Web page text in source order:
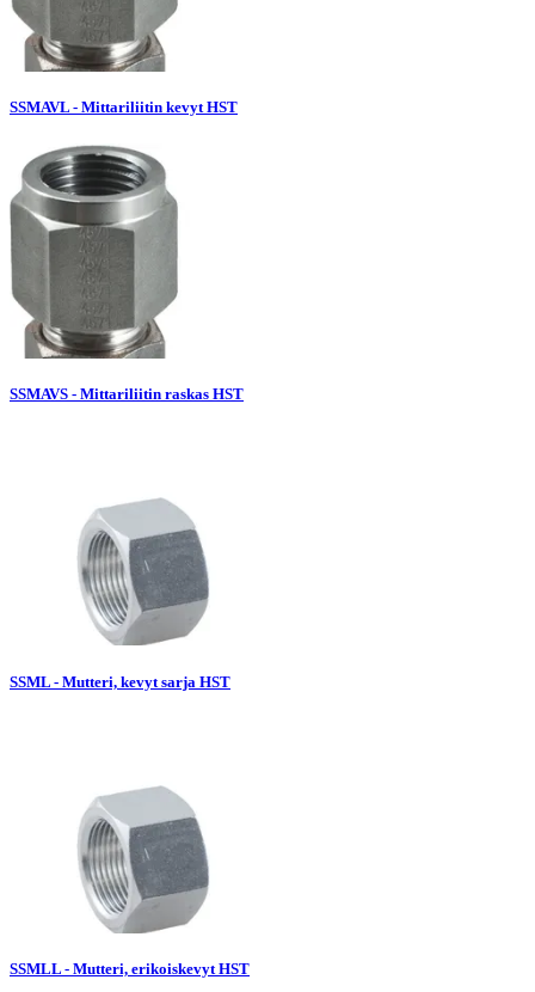
SSMAVL - Mittariliitin kevyt HST
SSMAVS - Mittariliitin raskas HST
SSML - Mutteri, kevyt sarja HST
SSMLL - Mutteri, erikoiskevyt HST